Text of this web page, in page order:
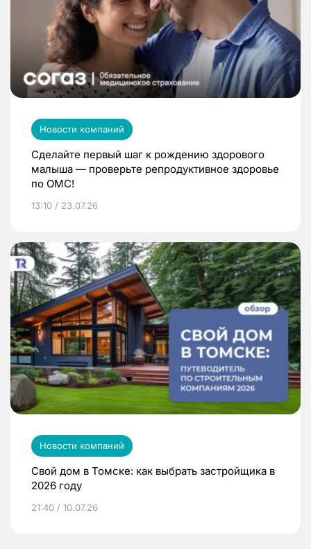
Новости компаний
Сделайте первый шаг к рождению здорового
малыша — проверьте репродуктивное здоровье
по ОМС!
13:10 / 23.07.26
Новости компаний
Свой дом в Томске: как выбрать застройщика в
2026 году
21:40 / 10.07.26